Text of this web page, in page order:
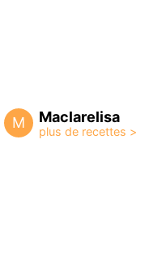
M Maclarelisa